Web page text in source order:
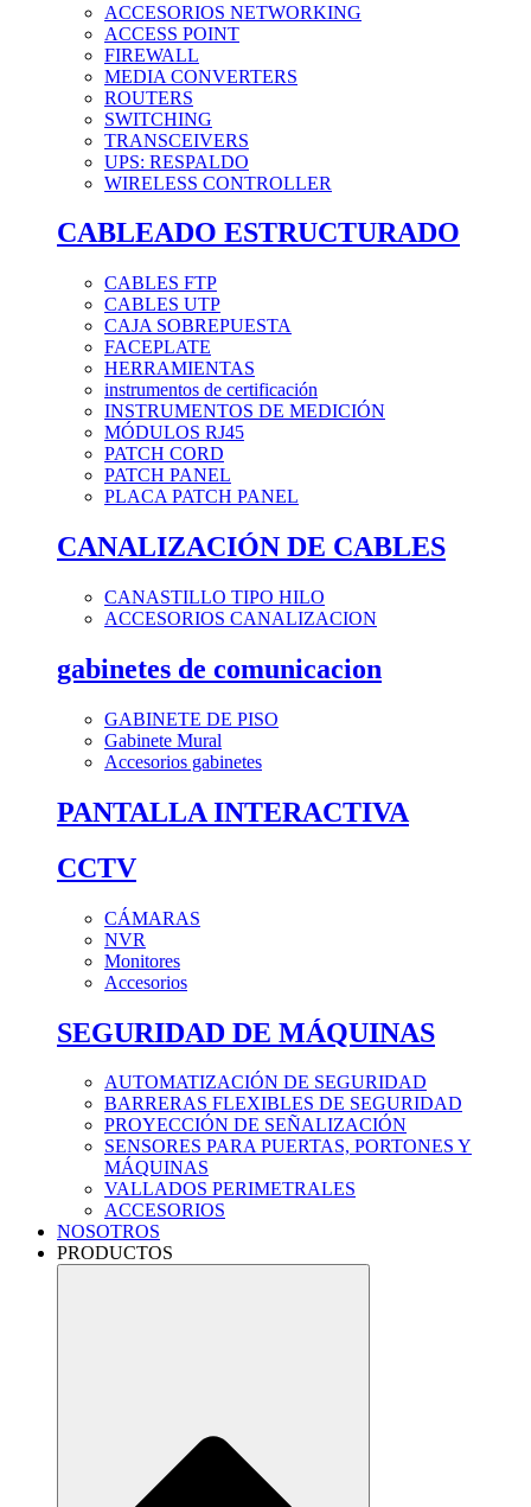
ACCESORIOS NETWORKING
ACCESS POINT
FIREWALL
MEDIA CONVERTERS
ROUTERS
SWITCHING
TRANSCEIVERS
UPS: RESPALDO
WIRELESS CONTROLLER
CABLEADO ESTRUCTURADO
CABLES FTP
CABLES UTP
CAJA SOBREPUESTA
FACEPLATE
HERRAMIENTAS
instrumentos de certificación
INSTRUMENTOS DE MEDICIÓN
MÓDULOS RJ45
PATCH CORD
PATCH PANEL
PLACA PATCH PANEL
CANALIZACIÓN DE CABLES
CANASTILLO TIPO HILO
ACCESORIOS CANALIZACION
gabinetes de comunicacion
GABINETE DE PISO
Gabinete Mural
Accesorios gabinetes
PANTALLA INTERACTIVA
CCTV
CÁMARAS
NVR
Monitores
Accesorios
SEGURIDAD DE MÁQUINAS
AUTOMATIZACIÓN DE SEGURIDAD
BARRERAS FLEXIBLES DE SEGURIDAD
PROYECCIÓN DE SEÑALIZACIÓN
SENSORES PARA PUERTAS, PORTONES Y
MÁQUINAS
VALLADOS PERIMETRALES
ACCESORIOS
NOSOTROS
PRODUCTOS